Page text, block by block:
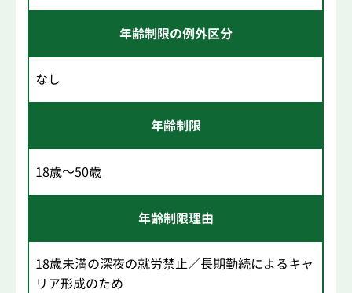
年齢制限の例外区分
なし
年齢制限
18歳～50歳
年齢制限理由
18歳未満の深夜の就労禁止／長期勤続によるキャ
リア形成のため